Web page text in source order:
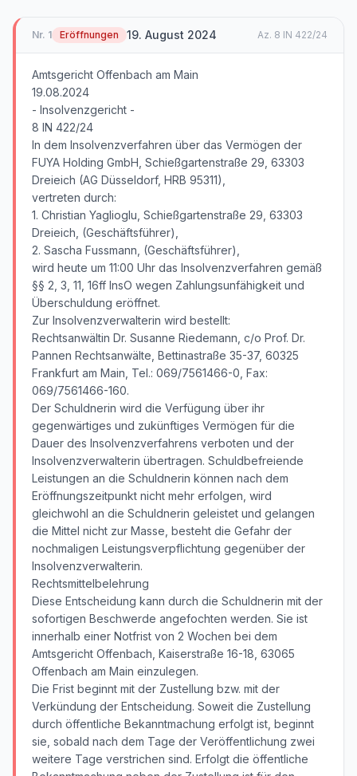
Nr. 1 Eröffnungen 19. August 2024 Az. 8 IN 422/24
Amtsgericht Offenbach am Main
19.08.2024
- Insolvenzgericht -
8 IN 422/24
In dem Insolvenzverfahren über das Vermögen der
FUYA Holding GmbH, Schießgartenstraße 29, 63303
Dreieich (AG Düsseldorf, HRB 95311),
vertreten durch:
1. Christian Yaglioglu, Schießgartenstraße 29, 63303
Dreieich, (Geschäftsführer),
2. Sascha Fussmann, (Geschäftsführer),
wird heute um 11:00 Uhr das Insolvenzverfahren gemäß
§§ 2, 3, 11, 16ff InsO wegen Zahlungsunfähigkeit und
Überschuldung eröffnet.
Zur Insolvenzverwalterin wird bestellt:
Rechtsanwältin Dr. Susanne Riedemann, c/o Prof. Dr.
Pannen Rechtsanwälte, Bettinastraße 35-37, 60325
Frankfurt am Main, Tel.: 069/7561466-0, Fax:
069/7561466-160.
Der Schuldnerin wird die Verfügung über ihr
gegenwärtiges und zukünftiges Vermögen für die
Dauer des Insolvenzverfahrens verboten und der
Insolvenzverwalterin übertragen. Schuldbefreiende
Leistungen an die Schuldnerin können nach dem
Eröffnungszeitpunkt nicht mehr erfolgen, wird
gleichwohl an die Schuldnerin geleistet und gelangen
die Mittel nicht zur Masse, besteht die Gefahr der
nochmaligen Leistungsverpflichtung gegenüber der
Insolvenzverwalterin.
Rechtsmittelbelehrung
Diese Entscheidung kann durch die Schuldnerin mit der
sofortigen Beschwerde angefochten werden. Sie ist
innerhalb einer Notfrist von 2 Wochen bei dem
Amtsgericht Offenbach, Kaiserstraße 16-18, 63065
Offenbach am Main einzulegen.
Die Frist beginnt mit der Zustellung bzw. mit der
Verkündung der Entscheidung. Soweit die Zustellung
durch öffentliche Bekanntmachung erfolgt ist, beginnt
sie, sobald nach dem Tage der Veröffentlichung zwei
weitere Tage verstrichen sind. Erfolgt die öffentliche